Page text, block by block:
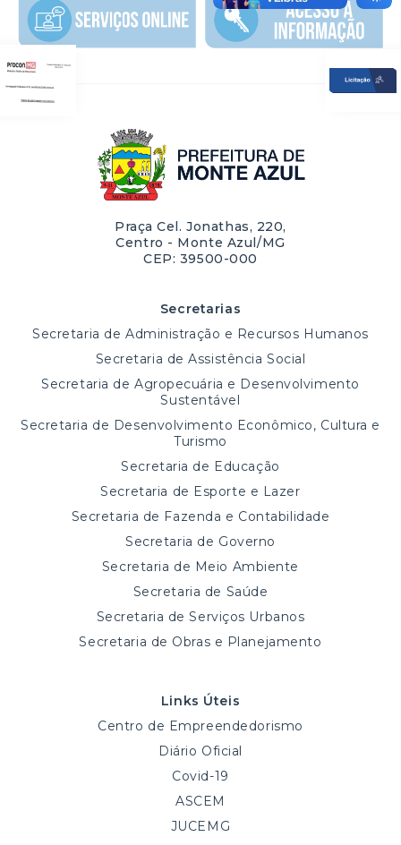
Praça Cel. Jonathas, 220,
Centro - Monte Azul/MG
CEP: 39500-000
Secretarias
Secretaria de Administração e Recursos Humanos
Secretaria de Assistência Social
Secretaria de Agropecuária e Desenvolvimento
Sustentável
Secretaria de Desenvolvimento Econômico, Cultura e
Turismo
Secretaria de Educação
Secretaria de Esporte e Lazer
Secretaria de Fazenda e Contabilidade
Secretaria de Governo
Secretaria de Meio Ambiente
Secretaria de Saúde
Secretaria de Serviços Urbanos
Secretaria de Obras e Planejamento
Links Úteis
Centro de Empreendedorismo
Diário Oficial
Covid-19
ASCEM
JUCEMG